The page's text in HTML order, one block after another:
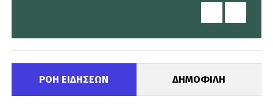
ΡΟΗ ΕΙΔΗΣΕΩΝ ΔΗΜΟΦΙΛΗ